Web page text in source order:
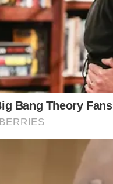
ร็จ 10 ปี และวิสัยทัศน์สู่อ
ำเสนอความสำเร็จของ
ศนีรดากร ประธานเจ้าห
เครือ และการแสดงคว
Bang Theory